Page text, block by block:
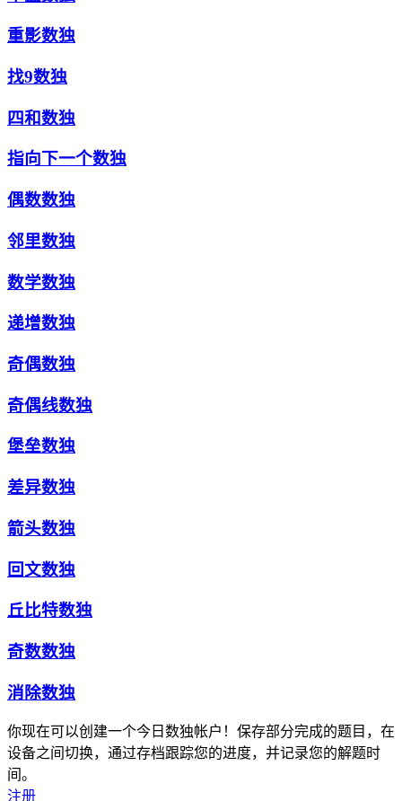
重影数独
找9数独
四和数独
指向下一个数独
偶数数独
邻里数独
数学数独
递增数独
奇偶数独
奇偶线数独
堡垒数独
差异数独
箭头数独
回文数独
丘比特数独
奇数数独
消除数独
你现在可以创建一个今日数独帐户！保存部分完成的题目，在
设备之间切换，通过存档跟踪您的进度，并记录您的解题时
间。
注册